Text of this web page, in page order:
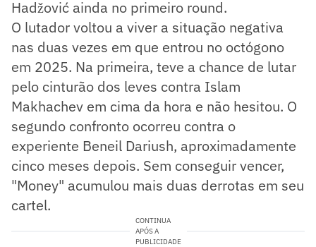
Hadžović ainda no primeiro round.
O lutador voltou a viver a situação negativa
nas duas vezes em que entrou no octógono
em 2025. Na primeira, teve a chance de lutar
pelo cinturão dos leves contra Islam
Makhachev em cima da hora e não hesitou. O
segundo confronto ocorreu contra o
experiente Beneil Dariush, aproximadamente
cinco meses depois. Sem conseguir vencer,
"Money" acumulou mais duas derrotas em seu
cartel.
CONTINUA
APÓS A
PUBLICIDADE